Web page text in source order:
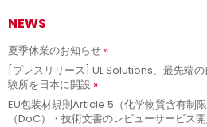
NEWS
夏季休業のお知らせ
[プレスリリース] UL Solutions、最先端
験所を日本に開設
EU包装材規則Article 5（化学物質含有制
（DoC）・技術文書のレビューサービス